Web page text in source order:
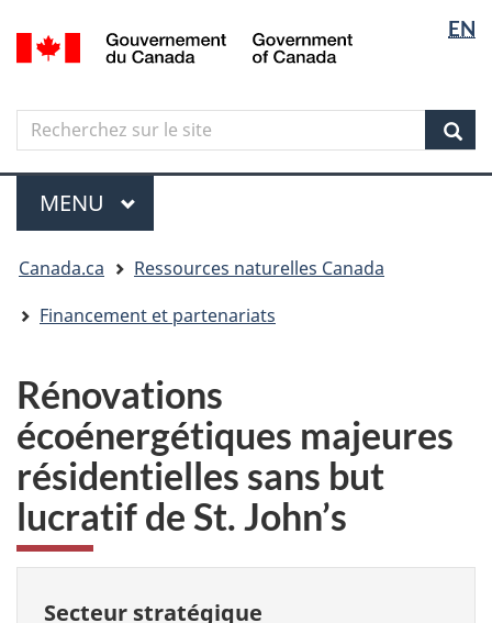
Aller
au
principal
Skip
to
government"
Passer
à
version
simplifiée
langue
EN
Canada
Search
Recherchez
sur
le
site
Menu
MENU PRINCIPAL
êtes
ici
Canada.ca
Ressources naturelles Canada
Financement et partenariats
Rénovations
écoénergétiques majeures
résidentielles sans but
lucratif de St. John’s
Secteur stratégique